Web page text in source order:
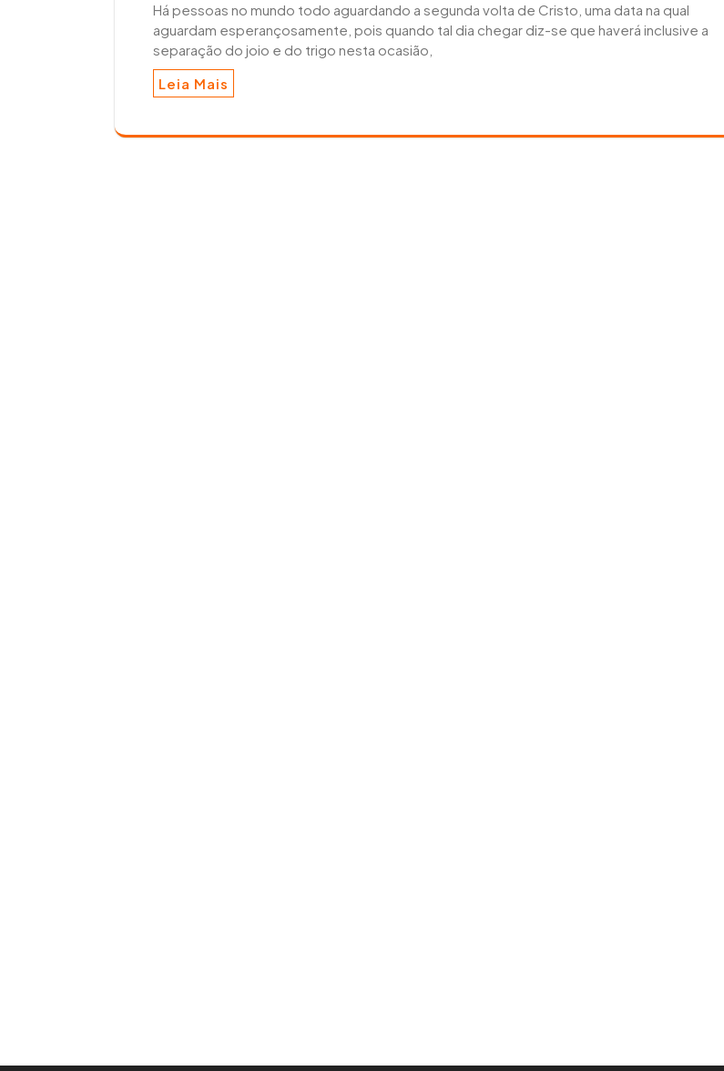
Há pessoas no mundo todo aguardando a segunda volta de Cristo, uma data na qual
aguardam esperançosamente, pois quando tal dia chegar diz-se que haverá inclusive a
separação do joio e do trigo nesta ocasião,
Leia Mais